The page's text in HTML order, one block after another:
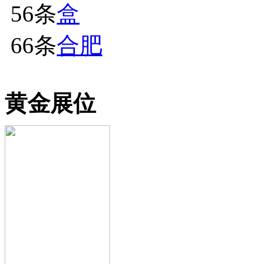
56条盒
66条合肥
黄金展位